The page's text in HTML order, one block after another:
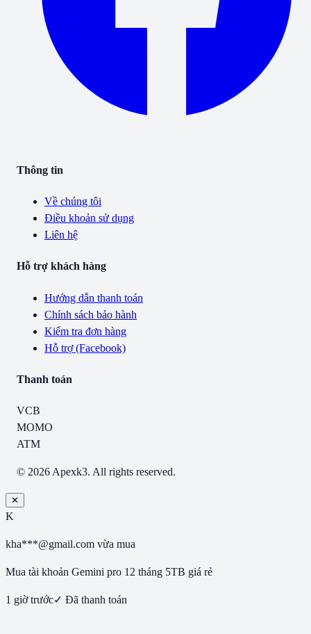
Thông tin
Về chúng tôi
Điều khoản sử dụng
Liên hệ
Hỗ trợ khách hàng
Hướng dẫn thanh toán
Chính sách bảo hành
Kiểm tra đơn hàng
Hỗ trợ (Facebook)
Thanh toán
VCB
MOMO
ATM
© 2026 Apexk3. All rights reserved.
✕
K
kha***@gmail.com vừa mua
Mua tài khoản Gemini pro 12 tháng 5TB giá rẻ
1 giờ trước✓ Đã thanh toán